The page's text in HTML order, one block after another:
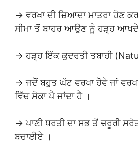
→ ਵਰਖਾ ਦੀ ਜ਼ਿਆਦਾ ਮਾਤਰਾ ਹੋਣ
ਸੀਮਾ ਤੋਂ ਬਾਹਰ ਆਉਣ ਨੂੰ ਹੜ੍ਹ
→ ਹੜ੍ਹ ਇੱਕ ਕੁਦਰਤੀ ਤਬਾਹੀ
→ ਜਦੋਂ ਬਹੁਤ ਘੱਟ ਵਰਖਾ ਹੋਵੇ ਜਾਂ
ਵਿੱਚ ਸੋਕਾ ਪੈ ਜਾਂਦਾ ਹੈ ।
→ ਪਾਣੀ ਧਰਤੀ ਦਾ ਸਭ ਤੋਂ ਜ਼ਰੂਰੀ
ਬਚਾਈਏ ।